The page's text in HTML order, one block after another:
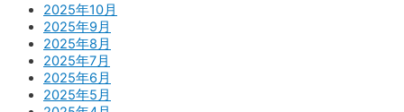
2025年10月
2025年9月
2025年8月
2025年7月
2025年6月
2025年5月